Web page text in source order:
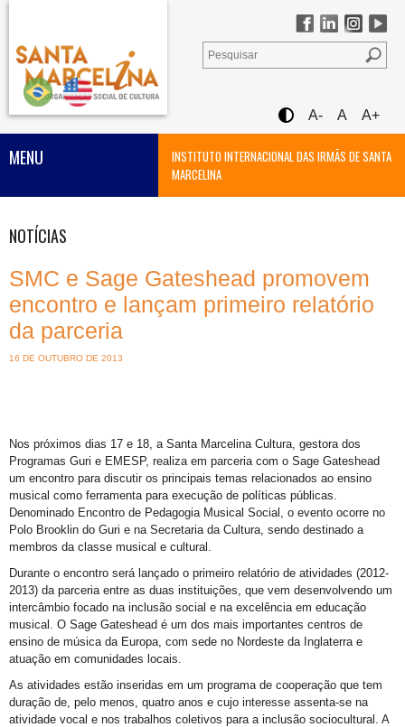
A- A A+
INSTITUTO INTERNACIONAL DAS IRMÃS DE SANTA
MARCELINA
MENU
NOTÍCIAS
SMC e Sage Gateshead promovem
encontro e lançam primeiro relatório
da parceria
16 DE OUTUBRO DE 2013
Nos próximos dias 17 e 18, a Santa Marcelina Cultura, gestora dos
Programas Guri e EMESP, realiza em parceria com o Sage Gateshead
um encontro para discutir os principais temas relacionados ao ensino
musical como ferramenta para execução de políticas públicas.
Denominado Encontro de Pedagogia Musical Social, o evento ocorre no
Polo Brooklin do Guri e na Secretaria da Cultura, sendo destinado a
membros da classe musical e cultural.
Durante o encontro será lançado o primeiro relatório de atividades (2012-
2013) da parceria entre as duas instituições, que vem desenvolvendo um
intercâmbio focado na inclusão social e na excelência em educação
musical. O Sage Gateshead é um dos mais importantes centros de
ensino de música da Europa, com sede no Nordeste da Inglaterra e
atuação em comunidades locais.
As atividades estão inseridas em um programa de cooperação que tem
duração de, pelo menos, quatro anos e cujo interesse assenta-se na
atividade vocal e nos trabalhos coletivos para a inclusão sociocultural. A